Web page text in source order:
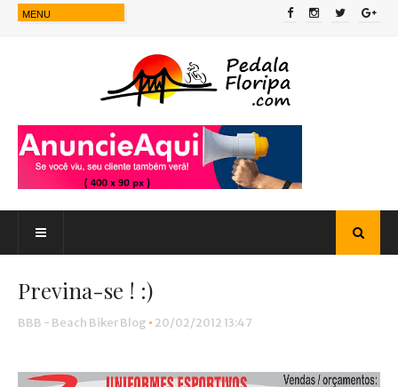
Previna-se ! :)
BBB - Beach Biker Blog • 20/02/2012 13:47